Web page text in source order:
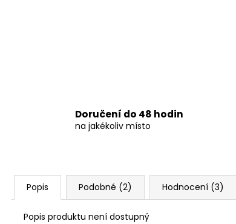
Doručení do 48 hodin
na jakékoliv místo
Popis Podobné (2) Hodnocení (3)
Popis produktu není dostupný